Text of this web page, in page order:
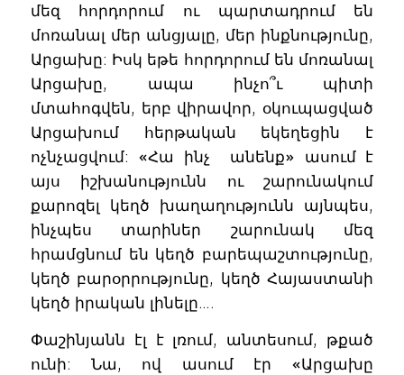
մեզ հորդորում ու պարտադրում են
մոռանալ մեր անցյալը, մեր ինքնությունը,
Արցախը: Իսկ եթե հորդորում են մոռանալ
Արցախը, ապա ինչո՞ւ պիտի
մտահոգվեն, երբ վիրավոր, օկուպացված
Արցախում հերթական եկեղեցին է
ոչնչացվում: «Հա ինչ անենք» ասում է
այս իշխանությունն ու շարունակում
քարոզել կեղծ խաղաղությունն այնպես,
ինչպես տարիներ շարունակ մեզ
հրամցնում են կեղծ բարեպաշտությունը,
կեղծ բարօրրությունը, կեղծ Հայաստանի
կեղծ իրական լինելը….
Փաշինյանն էլ է լռում, անտեսում, թքած
ունի: Նա, ով ասում էր «Արցախը